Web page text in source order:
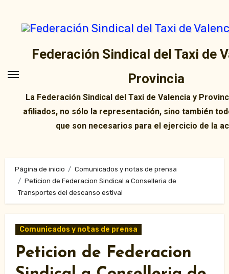
contenido
Federación Sindical del Taxi de
Provincia
La Federación Sindical del Taxi de Valencia y
afiliados, no sólo la representación, sino también
que son necesarios para el ejercicio de la
Página de inicio
Comunicados y notas de prensa
Peticion de Federacion Sindical a Conselleria de
Transportes del descanso estival
Comunicados y notas de prensa
Peticion de Federacion